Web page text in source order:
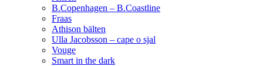
B.Copenhagen – B.Coastline
Fraas
Athison bälten
Ulla Jacobsson – cape o sjal
Vouge
Smart in the dark